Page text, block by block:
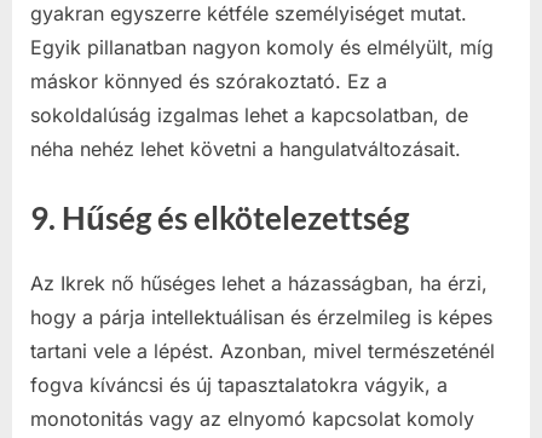
gyakran egyszerre kétféle személyiséget mutat.
Egyik pillanatban nagyon komoly és elmélyült, míg
máskor könnyed és szórakoztató. Ez a
sokoldalúság izgalmas lehet a kapcsolatban, de
néha nehéz lehet követni a hangulatváltozásait.
9. Hűség és elkötelezettség
Az Ikrek nő hűséges lehet a házasságban, ha érzi,
hogy a párja intellektuálisan és érzelmileg is képes
tartani vele a lépést. Azonban, mivel természeténél
fogva kíváncsi és új tapasztalatokra vágyik, a
monotonitás vagy az elnyomó kapcsolat komoly